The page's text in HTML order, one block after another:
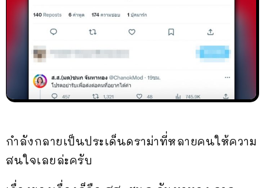
กำลังกลายเป็นประเด็นดราม่าที่หลายคนให้ความ
สนใจเลยล่ะครับ